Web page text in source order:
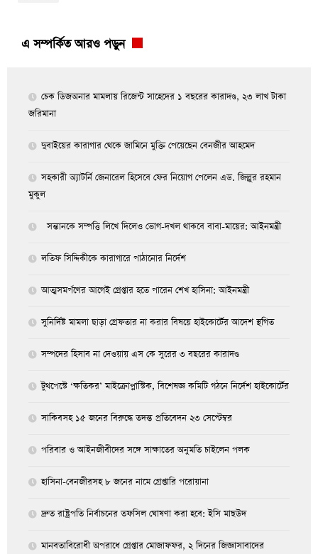
এ সম্পর্কিত আরও পড়ুন
চেক ডিজঅনার মামলায় রিজেন্ট সাহেদের ১ বছরের কারাদণ্ড, ২৩ লাখ টাকা
জরিমানা
দুবাইয়ের কারাগার থেকে জামিনে মুক্তি পেয়েছেন বেনজীর আহমেদ
সহকারী অ্যাটর্নি জেনারেল হিসেবে ফের নিয়োগ পেলেন এড. জিল্লুর রহমান
মুকুল
সন্তানকে সম্পত্তি লিখে দিলেও ভোগ-দখল থাকবে বাবা-মায়ের: আইনমন্ত্রী
লতিফ সিদ্দিকীকে কারাগারে পাঠানোর নির্দেশ
আত্মসমর্পণের আগেই গ্রেপ্তার হতে পারেন শেখ হাসিনা: আইনমন্ত্রী
সুনির্দিষ্ট মামলা ছাড়া গ্রেফতার না করার বিষয়ে হাইকোর্টের আদেশ স্থগিত
সম্পদের হিসাব না দেওয়ায় এস কে সুরের ৩ বছরের কারাদণ্ড
টুথপেস্টে ‘ক্ষতিকর’ মাইক্রোপ্লাস্টিক, বিশেষজ্ঞ কমিটি গঠনে নির্দেশ হাইকোর্টের
সাকিবসহ ১৫ জনের বিরুদ্ধে তদন্ত প্রতিবেদন ২৩ সেপ্টেম্বর
পরিবার ও আইনজীবীদের সঙ্গে সাক্ষাতের অনুমতি চাইলেন পলক
হাসিনা-বেনজীরসহ ৮ জনের নামে গ্রেপ্তারি পরোয়ানা
দ্রুত রাষ্ট্রপতি নির্বাচনের তফসিল ঘোষণা করা হবে: ইসি মাছউদ
মানবতাবিরোধী অপরাধে গ্রেপ্তার মোজাফফর, ২ দিনের জিজ্ঞাসাবাদের